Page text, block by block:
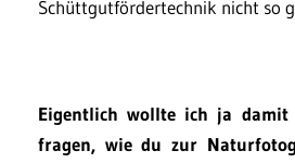
Schüttgutfördertechnik nicht so
Eigentlich wollte ich ja damit
fragen, wie du zur